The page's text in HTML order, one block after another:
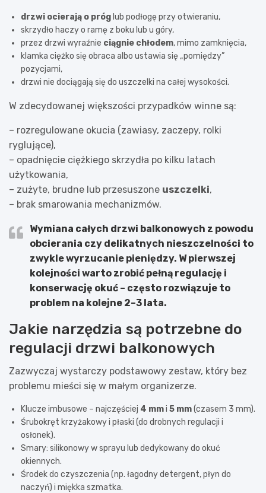
drzwi ocierają o próg lub podłogę przy otwieraniu,
skrzydło haczy o ramę z boku lub u góry,
przez drzwi wyraźnie ciągnie chłodem, mimo zamknięcia,
klamka ciężko się obraca albo ustawia się „pomiędzy”
pozycjami,
drzwi nie dociągają się do uszczelki na całej wysokości.
W zdecydowanej większości przypadków winne są:
– rozregulowane okucia (zawiasy, zaczepy, rolki
ryglujące),
– opadnięcie ciężkiego skrzydła po kilku latach
użytkowania,
– zużyte, brudne lub przesuszone uszczelki,
– brak smarowania mechanizmów.
Wymiana całych drzwi balkonowych z powodu
obcierania czy delikatnych nieszczelności to
zwykle wyrzucanie pieniędzy. W pierwszej
kolejności warto zrobić pełną regulację i
konserwację okuć – często rozwiązuje to
problem na kolejne 2–3 lata.
Jakie narzędzia są potrzebne do
regulacji drzwi balkonowych
Zazwyczaj wystarczy podstawowy zestaw, który bez
problemu mieści się w małym organizerze.
Klucze imbusowe – najczęściej 4 mmi 5 mm(czasem 3 mm).
Śrubokręt krzyżakowy i płaski (do drobnych regulacji i
osłonek).
Smary: silikonowy w sprayu lub dedykowany do okuć
okiennych.
Środek do czyszczenia (np. łagodny detergent, płyn do
naczyń) i miękka szmatka.